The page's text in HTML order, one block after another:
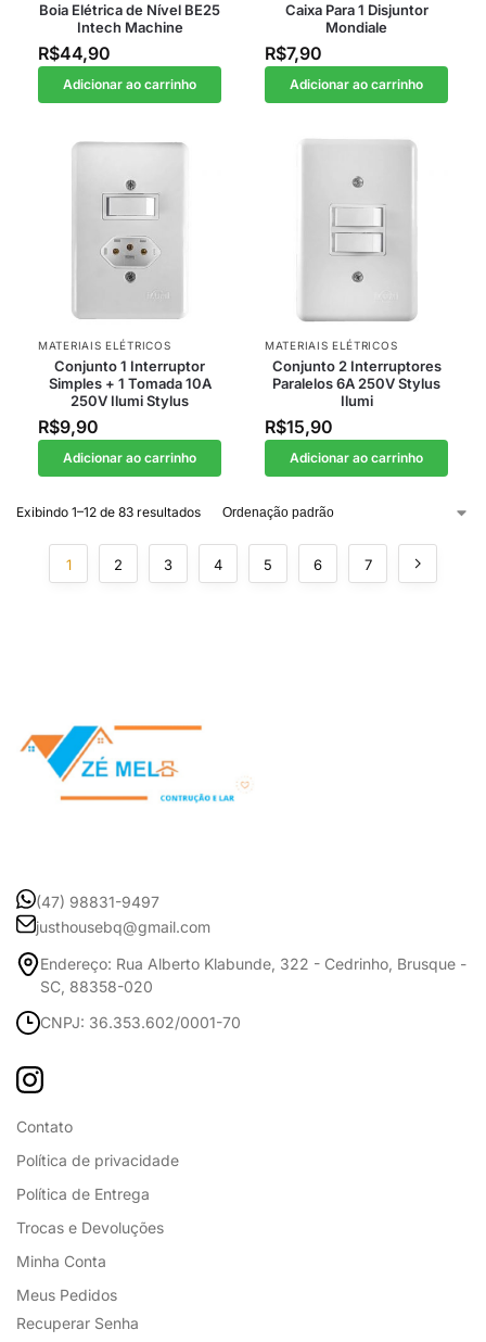
Boia Elétrica de Nível BE25
Intech Machine
R$44,90
Adicionar ao carrinho
Caixa Para 1 Disjuntor
Mondiale
R$7,90
Adicionar ao carrinho
MATERIAIS ELÉTRICOS
Conjunto 1 Interruptor
Simples + 1 Tomada 10A
250V Ilumi Stylus
R$9,90
Adicionar ao carrinho
MATERIAIS ELÉTRICOS
Conjunto 2 Interruptores
Paralelos 6A 250V Stylus
Ilumi
R$15,90
Adicionar ao carrinho
Exibindo 1–12 de 83 resultados
1 2 3 4 5 6 7
(47) 98831-9497
justhousebq@gmail.com
Endereço: Rua Alberto Klabunde, 322 - Cedrinho, Brusque -
SC, 88358-020
CNPJ: 36.353.602/0001-70
Contato
Política de privacidade
Política de Entrega
Trocas e Devoluções
Minha Conta
Meus Pedidos
Recuperar Senha